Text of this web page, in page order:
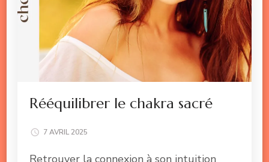
Rééquilibrer le chakra sacré
7 AVRIL 2025
Retrouver la connexion à son intuition